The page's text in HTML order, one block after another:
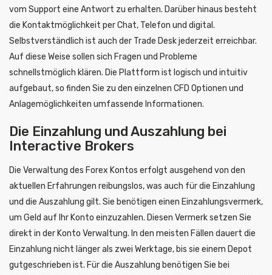
vom Support eine Antwort zu erhalten. Darüber hinaus besteht
die Kontaktmöglichkeit per Chat, Telefon und digital.
Selbstverständlich ist auch der Trade Desk jederzeit erreichbar.
Auf diese Weise sollen sich Fragen und Probleme
schnellstmöglich klären. Die Plattform ist logisch und intuitiv
aufgebaut, so finden Sie zu den einzelnen CFD Optionen und
Anlagemöglichkeiten umfassende Informationen.
Die Einzahlung und Auszahlung bei
Interactive Brokers
Die Verwaltung des Forex Kontos erfolgt ausgehend von den
aktuellen Erfahrungen reibungslos, was auch für die Einzahlung
und die Auszahlung gilt. Sie benötigen einen Einzahlungsvermerk,
um Geld auf Ihr Konto einzuzahlen. Diesen Vermerk setzen Sie
direkt in der Konto Verwaltung. In den meisten Fällen dauert die
Einzahlung nicht länger als zwei Werktage, bis sie einem Depot
gutgeschrieben ist. Für die Auszahlung benötigen Sie bei